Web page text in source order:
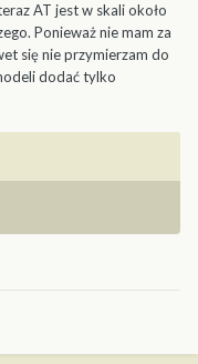
AT jest w skali około
Ponieważ nie mam za
się nie przymierzam do
dodać tylko